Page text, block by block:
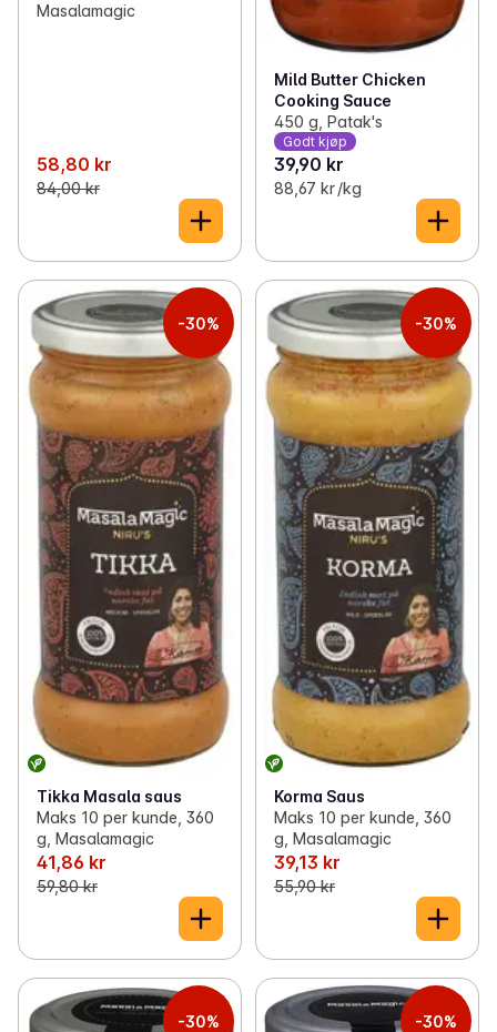
Masalamagic
58,80 kr
84,00 kr
Mild Butter Chicken
Cooking Sauce
450 g, Patak's
Godt kjøp
39,90 kr
88,67 kr /kg
-30%
Tikka Masala saus
Maks 10 per kunde, 360
g, Masalamagic
41,86 kr
59,80 kr
-30%
Korma Saus
Maks 10 per kunde, 360
g, Masalamagic
39,13 kr
55,90 kr
-30% -30%